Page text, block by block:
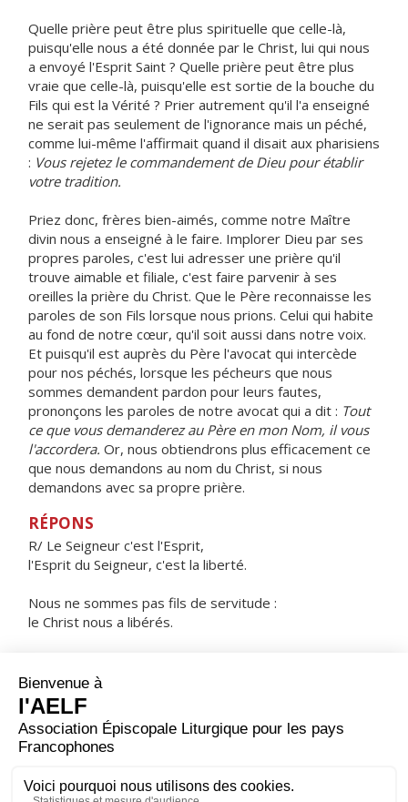
Quelle prière peut être plus spirituelle que celle-là,
puisqu'elle nous a été donnée par le Christ, lui qui nous
a envoyé l'Esprit Saint ? Quelle prière peut être plus
vraie que celle-là, puisqu'elle est sortie de la bouche du
Fils qui est la Vérité ? Prier autrement qu'il l'a enseigné
ne serait pas seulement de l'ignorance mais un péché,
comme lui-même l'affirmait quand il disait aux pharisiens
: Vous rejetez le commandement de Dieu pour établir
votre tradition.
Priez donc, frères bien-aimés, comme notre Maître
divin nous a enseigné à le faire. Implorer Dieu par ses
propres paroles, c'est lui adresser une prière qu'il
trouve aimable et filiale, c'est faire parvenir à ses
oreilles la prière du Christ. Que le Père reconnaisse les
paroles de son Fils lorsque nous prions. Celui qui habite
au fond de notre cœur, qu'il soit aussi dans notre voix.
Et puisqu'il est auprès du Père l'avocat qui intercède
pour nos péchés, lorsque les pécheurs que nous
sommes demandent pardon pour leurs fautes,
prononçons les paroles de notre avocat qui a dit : Tout
ce que vous demanderez au Père en mon Nom, il vous
l'accordera. Or, nous obtiendrons plus efficacement ce
que nous demandons au nom du Christ, si nous
demandons avec sa propre prière.
RÉPONS
R/ Le Seigneur c'est l'Esprit,
l'Esprit du Seigneur, c'est la liberté.
Nous ne sommes pas fils de servitude :
le Christ nous a libérés.
il crie : Abba ! Père !
ORAISON
affiné par la maîtrise de nos sens, resplendisse à tes